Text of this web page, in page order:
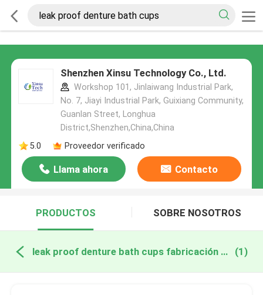
Shenzhen Xinsu Technology Co., Ltd.
Workshop 101, Jinlaiwang Industrial Park,
No. 7, Jiayi Industrial Park, Guixiang Community,
Guanlan Street, Longhua
District,Shenzhen,China,China
5.0
Proveedor verificado
Llama ahora Contacto
PRODUCTOS SOBRE NOSOTROS
leak proof denture bath cups fabricación en línea (1)